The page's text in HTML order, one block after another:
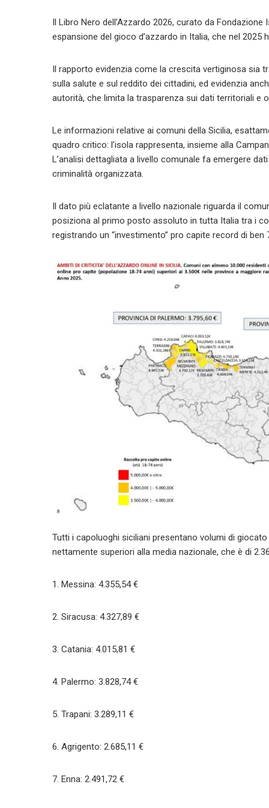
Il Libro Nero dell’Azzardo 2026, curato da
espansione del gioco d’azzardo in Italia, che nel
Il rapporto evidenzia come la crescita vertiginosa sia
sulla salute e sul reddito dei cittadini, ed evidenzia
autorità, che limita la trasparenza sui dati territoriali e
Le informazioni relative ai comuni della Sicilia,
quadro critico: l’isola rappresenta, insieme alla
L’analisi dettagliata a livello comunale fa emergere
criminalità organizzata.
Il dato più eclatante a livello nazionale riguarda il
posiziona al primo posto assoluto in tutta Italia tra i
registrando un “investimento” pro capite record di ben
Tutti i capoluoghi siciliani presentano volumi di
nettamente superiori alla media nazionale, che è di
1. Messina: 4.355,54 €
2. Siracusa: 4.327,89 €
3. Catania: 4.015,81 €
4. Palermo: 3.828,74 €
5. Trapani: 3.289,11 €
6. Agrigento: 2.685,11 €
7. Enna: 2.491,72 €